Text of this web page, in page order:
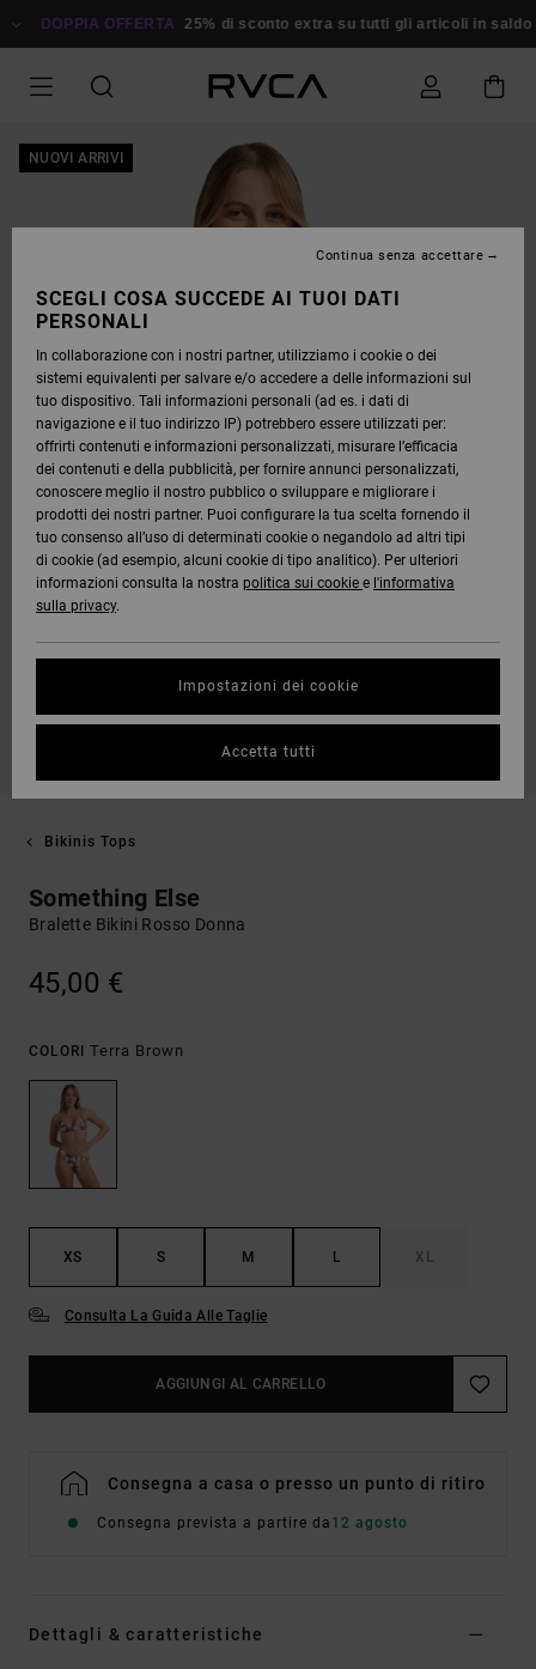
ALLEDOPPIA OFFERTA 25% di sconto extra su tutti gli articoli in saldo
NUOVI ARRIVI
Bikinis Tops
Something Else
Bralette Bikini Rosso Donna
45,00 €
COLORI Terra Brown
XS S M L XL
Consulta La Guida Alle Taglie
AGGIUNGI AL CARRELLO
Consegna a casa o presso un punto di ritiro
Consegna prevista a partire da 12 agosto
Dettagli & caratteristiche
SCEGLI COSA SUCCEDE AI TUOI DATI
PERSONALI
In collaborazione con i nostri partner, utilizziamo i cookie o dei
sistemi equivalenti per salvare e/o accedere a delle informazioni sul
tuo dispositivo. Tali informazioni personali (ad es. i dati di
navigazione e il tuo indirizzo IP) potrebbero essere utilizzati per:
offrirti contenuti e informazioni personalizzati, misurare l’efficacia
dei contenuti e della pubblicità, per fornire annunci personalizzati,
conoscere meglio il nostro pubblico o sviluppare e migliorare i
prodotti dei nostri partner. Puoi configurare la tua scelta fornendo il
tuo consenso all’uso di determinati cookie o negandolo ad altri tipi
di cookie (ad esempio, alcuni cookie di tipo analitico). Per ulteriori
informazioni consulta la nostra politica sui cookie e l'informativa
sulla privacy.
Impostazioni dei cookie
Continua senza accettare
Accetta tutti